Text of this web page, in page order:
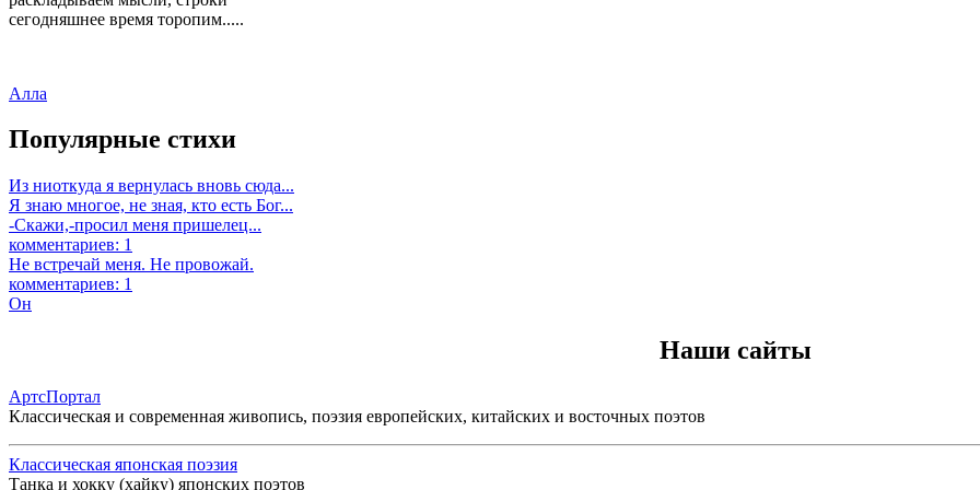
сегодняшнее время торопим.....
Алла
Популярные стихи
Из ниоткуда я вернулась вновь сюда...
Я знаю многое, не зная, кто есть Бог...
-Скажи,-просил меня пришелец...
комментариев: 1
Не встречай меня. Не провожай.
комментариев: 1
Он
Наши сайты
АртсПортал
Классическая и современная живопись, поэзия европейских, китайских и восточных поэтов
Классическая японская поэзия
Танка и хокку (хайку) японских поэтов